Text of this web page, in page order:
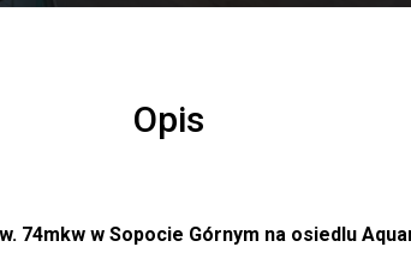
Opis
74mkw w Sopocie Górnym na osiedlu